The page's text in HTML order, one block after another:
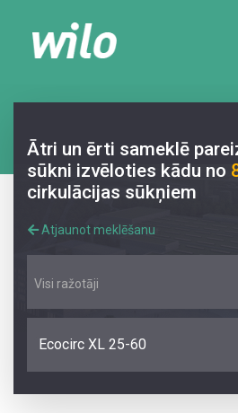
Ātri un ērti sameklē
sūkni izvēloties kādu no
cirkulācijas sūkņiem
Atjaunot meklēšanu
Visi ražotāji
Ecocirc XL 25-60